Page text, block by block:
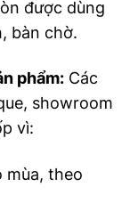
được dùng
bàn chờ.
phẩm: Các
showroom
vì:
mùa, theo